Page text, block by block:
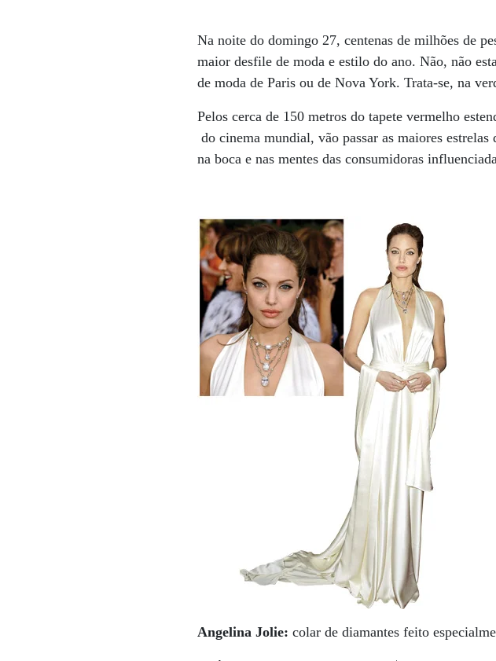
Na noite do domingo 27, centenas de milhões de
maior desfile de moda e estilo do ano. Não, não
de moda de Paris ou de Nova York. Trata-se, na
Pelos cerca de 150 metros do tapete vermelho
do cinema mundial, vão passar as maiores
na boca e nas mentes das consumidoras
Angelina Jolie:colar de diamantes feito